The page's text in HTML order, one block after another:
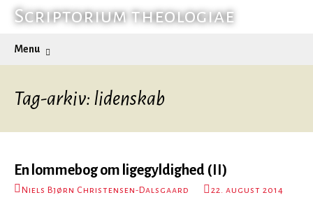
Hop
indhold
Scriptorium theologiae
Menu
efter:
Tag-arkiv: lidenskab
En lommebog om ligegyldighed (II)
Niels Bjørn Christensen-Dalsgaard 22. august 2014